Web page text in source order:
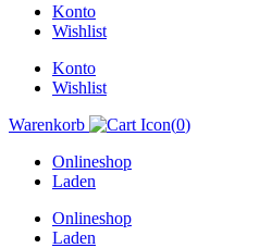
Skip
Konto
Wishlist
Konto
Wishlist
Warenkorb
(0)
Onlineshop
Laden
Onlineshop
Laden